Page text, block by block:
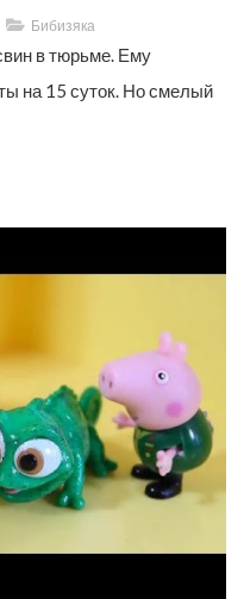
Бибизяка
в тюрьме. Ему
на 15 суток. Но смелый